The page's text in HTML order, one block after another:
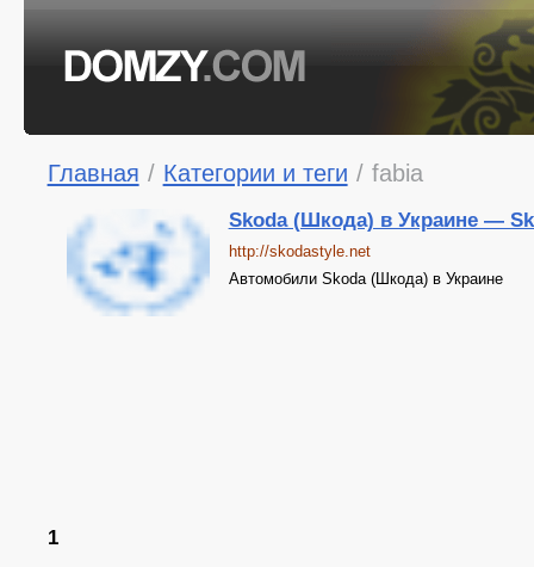
Главная / Категории и теги / fabia
Skoda (Шкода) в Украине —
http://skodastyle.net
Автомобили Skoda (Шкода) в Украине
1